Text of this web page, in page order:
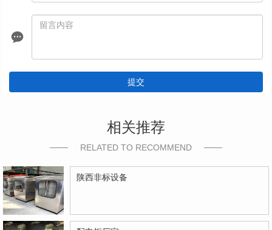
提交
相关推荐
RELATED TO RECOMMEND
陕西非标设备